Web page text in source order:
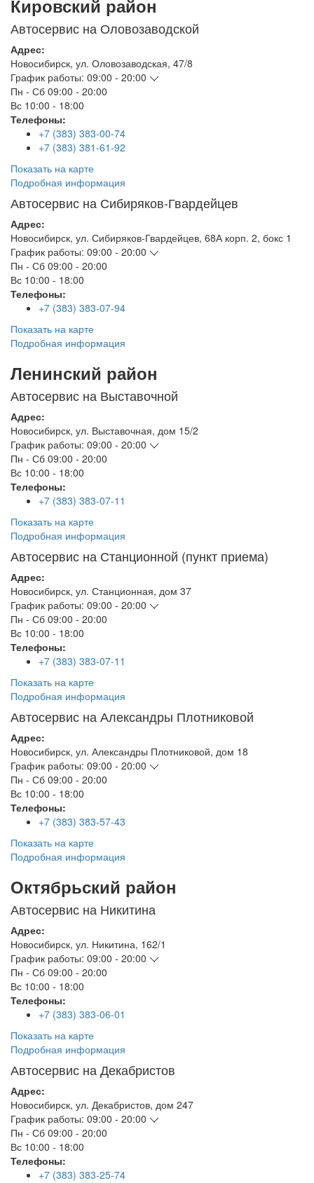
Кировский район
Автосервис на Оловозаводской
Адрес:
Новосибирск, ул. Оловозаводская, 47/8
График работы: 09:00 - 20:00
Пн - Сб 09:00 - 20:00
Вс 10:00 - 18:00
Телефоны:
+7 (383) 383-00-74
+7 (383) 381-61-92
Показать на карте
Подробная информация
Автосервис на Сибиряков-Гвардейцев
Адрес:
Новосибирск, ул. Сибиряков-Гвардейцев, 68А корп. 2, бокс 1
График работы: 09:00 - 20:00
Пн - Сб 09:00 - 20:00
Вс 10:00 - 18:00
Телефоны:
+7 (383) 383-07-94
Показать на карте
Подробная информация
Ленинский район
Автосервис на Выставочной
Адрес:
Новосибирск, ул. Выставочная, дом 15/2
График работы: 09:00 - 20:00
Пн - Сб 09:00 - 20:00
Вс 10:00 - 18:00
Телефоны:
+7 (383) 383-07-11
Показать на карте
Подробная информация
Автосервис на Станционной (пункт приема)
Адрес:
Новосибирск, ул. Станционная, дом 37
График работы: 09:00 - 20:00
Пн - Сб 09:00 - 20:00
Вс 10:00 - 18:00
Телефоны:
+7 (383) 383-07-11
Показать на карте
Подробная информация
Автосервис на Александры Плотниковой
Адрес:
Новосибирск, ул. Александры Плотниковой, дом 18
График работы: 09:00 - 20:00
Пн - Сб 09:00 - 20:00
Вс 10:00 - 18:00
Телефоны:
+7 (383) 383-57-43
Показать на карте
Подробная информация
Октябрьский район
Автосервис на Никитина
Адрес:
Новосибирск, ул. Никитина, 162/1
График работы: 09:00 - 20:00
Пн - Сб 09:00 - 20:00
Вс 10:00 - 18:00
Телефоны:
+7 (383) 383-06-01
Показать на карте
Подробная информация
Автосервис на Декабристов
Адрес:
Новосибирск, ул. Декабристов, дом 247
График работы: 09:00 - 20:00
Пн - Сб 09:00 - 20:00
Вс 10:00 - 18:00
Телефоны:
+7 (383) 383-25-74